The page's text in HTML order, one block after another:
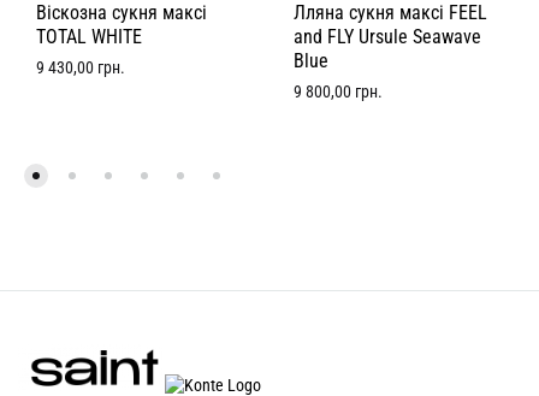
Віскозна сукня максі
TOTAL WHITE
9 430,00 грн.
Лляна сукня максі FEEL
and FLY Ursule Seawave
Blue
9 800,00 грн.